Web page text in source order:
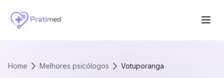
Home Melhores psicólogos Votuporanga